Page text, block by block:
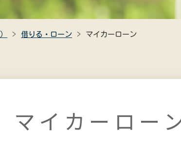
借りる・ローン マイカーローン
マイカーロー